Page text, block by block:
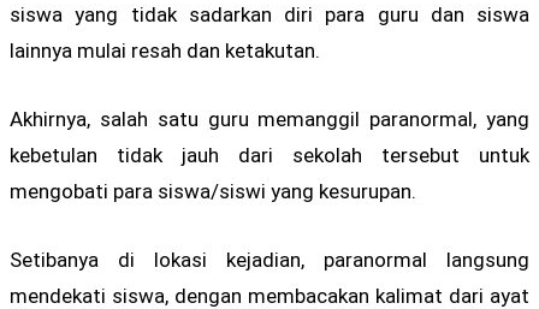
siswa yang tidak sadarkan diri para guru dan siswa
lainnya mulai resah dan ketakutan.
Akhirnya, salah satu guru memanggil paranormal, yang
kebetulan tidak jauh dari sekolah tersebut untuk
mengobati para siswa/siswi yang kesurupan.
Setibanya di lokasi kejadian, paranormal langsung
mendekati siswa, dengan membacakan kalimat dari ayat